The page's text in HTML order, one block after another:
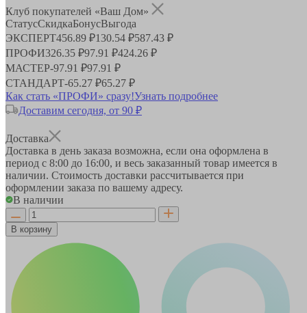
Клуб покупателей «Ваш Дом»
СтатусСкидкаБонусВыгода
ЭКСПЕРТ456.89 ₽130.54 ₽587.43 ₽
ПРОФИ326.35 ₽97.91 ₽424.26 ₽
МАСТЕР-97.91 ₽97.91 ₽
СТАНДАРТ-65.27 ₽65.27 ₽
Как стать «ПРОФИ» сразу!Узнать подробнее
Доставим сегодня, от 90 ₽
Доставка
Доставка в день заказа возможна, если она оформлена в
период с 8:00 до 16:00, и весь заказанный товар имеется в
наличии. Стоимость доставки рассчитывается при
оформлении заказа по вашему адресу.
В наличии
В корзину